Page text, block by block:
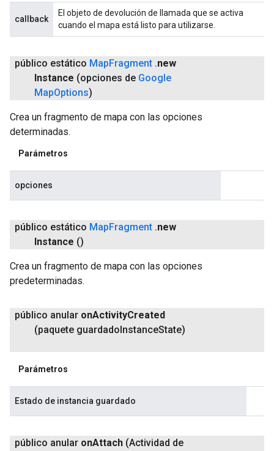
callback
El objeto de devolución de llamada que se activa
cuando el mapa está listo para utilizarse.
público estático MapFragment .new
Instance (opciones de Google
MapOptions)
Crea un fragmento de mapa con las opciones
determinadas.
Parámetros
opciones
público estático Map Fragment .new
Instance ()
Crea un fragmento de mapa con las opciones
predeterminadas.
público anular onActivityCreated
(paquete guardado InstanceState)
Parámetros
Estado de instancia guardado
público anular onAttach (Actividad de